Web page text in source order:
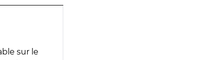
sur le